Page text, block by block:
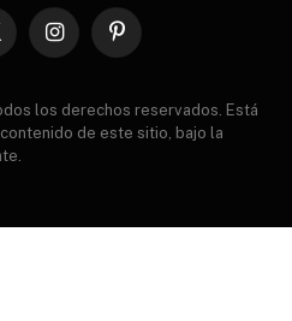
InstagramPinterest
los derechos reservados. Está
de este sitio, bajo la